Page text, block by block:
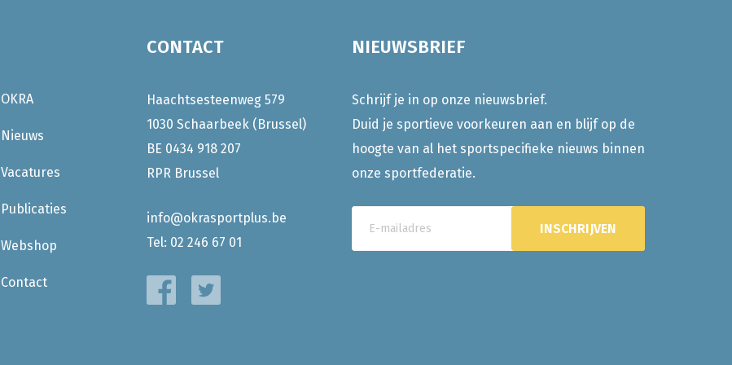
OKRA
Nieuws
Vacatures
Publicaties
Webshop
Contact
CONTACT
Haachtsesteenweg 579
1030 Schaarbeek (Brussel)
BE 0434 918 207
RPR Brussel
info@okrasportplus.be
Tel: 02 246 67 01
NIEUWSBRIEF
Schrijf je in op onze nieuwsbrief.
Duid je sportieve voorkeuren aan en blijf op de
hoogte van al het sportspecifieke nieuws binnen
onze sportfederatie.